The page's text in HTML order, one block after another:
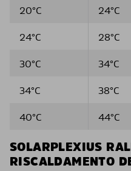
20°C 24°C
24°C
28°C
30°C
34°C
34°C
38°C
40°C
44°C
SOLARPLEXIUS
RISCALDAMENTO